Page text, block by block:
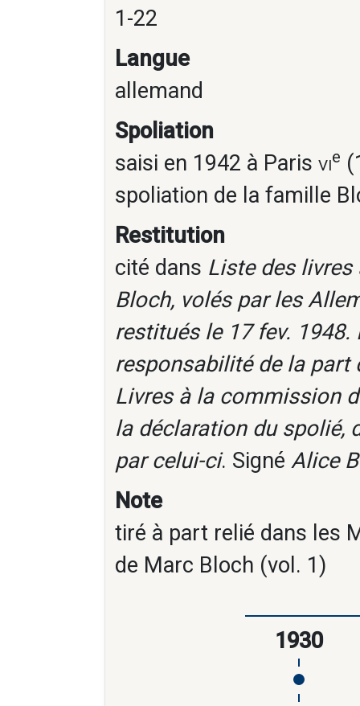
1-22
Langue
allemand
Spoliation
saisi en 1942 à Paris vie
spoliation de la famille
Restitution
cité dans Liste des
Bloch, volés par les
restitués le 17 fev.
responsabilité de la
Livres à la commission
la déclaration du spolié,
par celui-ci. Signé Alice
Note
tiré à part relié dans les
de Marc Bloch (vol. 1)
1930